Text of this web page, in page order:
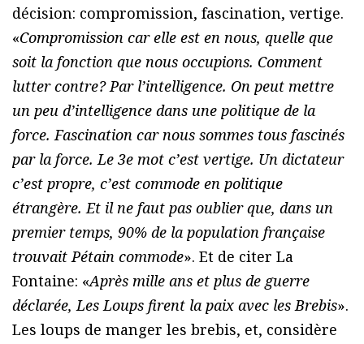
décision: compromission, fascination, vertige.
«Compromission car elle est en nous, quelle que
soit la fonction que nous occupions. Comment
lutter contre? Par l’intelligence. On peut mettre
un peu d’intelligence dans une politique de la
force. Fascination car nous sommes tous fascinés
par la force. Le 3e mot c’est vertige. Un dictateur
c’est propre, c’est commode en politique
étrangère. Et il ne faut pas oublier que, dans un
premier temps, 90% de la population française
trouvait Pétain commode». Et de citer La
Fontaine: «Après mille ans et plus de guerre
déclarée, Les Loups firent la paix avec les Brebis».
Les loups de manger les brebis, et, considère